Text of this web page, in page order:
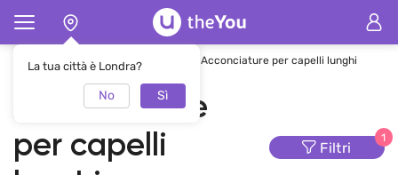
La tua città è Londra?
No Sì
Pagina principale Acconciature Acconciature per capelli lunghi
Acconciature
per capelli
Filtri
1